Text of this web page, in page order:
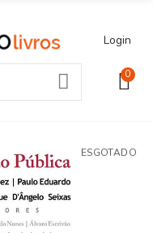
Login
0
ESGOTADO